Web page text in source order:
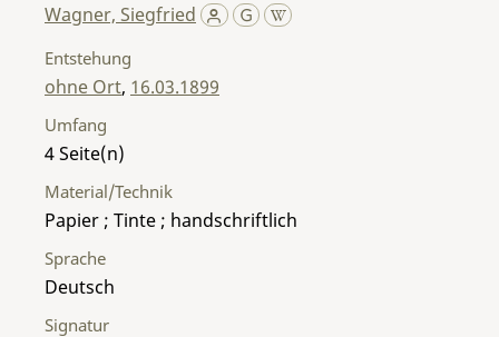
Wagner, Siegfried
Entstehung
ohne Ort, 16.03.1899
Umfang
4
Material/Technik
Papier ; Tinte ; handschriftlich
Sprache
Deutsch
Signatur